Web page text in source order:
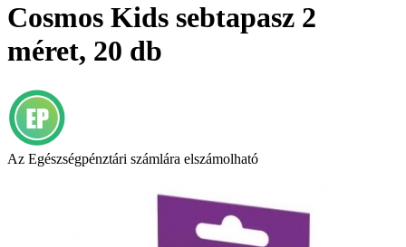
Cosmos Kids sebtapasz 2
méret, 20 db
Az Egészségpénztári számlára elszámolható